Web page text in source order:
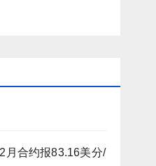
月合约报83.16美分/